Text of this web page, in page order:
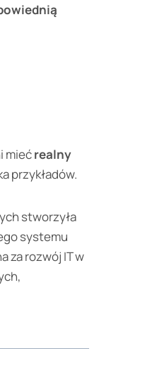
miećrealny
przykładów.
stworzyła
systemu
za rozwój IT w